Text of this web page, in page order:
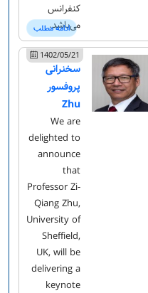
ادامه مطلب
کنفرانس
می‌باشد.
1402/05/21
سخنرانی
پروفسور
Zhu
We are
delighted to
announce
that
Professor Zi-
Qiang Zhu,
University of
Sheffield,
UK, will be
delivering a
keynote